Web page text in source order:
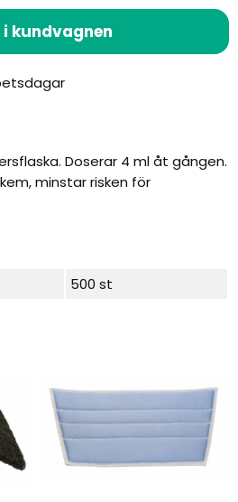
i kundvagnen
Doserar 4 ml åt gången.
minstar risken för
500 st